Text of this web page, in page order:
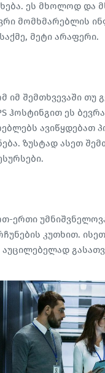
ეს მხოლოდ და
მომხმარებლის
მეტი არაფერი.
იმ შემთხვევაში
ჰოსტინგით ეს
ზუსტად ასეთ
ერთი
კუთხით.
აუცილებელად